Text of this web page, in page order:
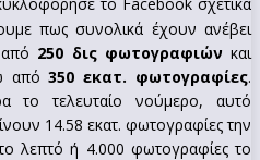
πως συνολικά έχουν ανέβει
250 δις φωτογραφιών και
από350 εκατ. φωτογραφίες.
το τελευταίο νούμερο, αυτό
14.58 εκατ. φωτογραφίες την
λεπτό ή 4.000 φωτογραφίες το